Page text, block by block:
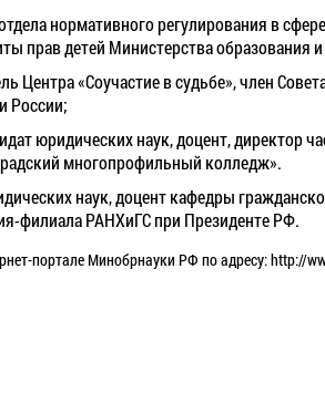
нормативного регулирования в
прав детей Министерства образования
Центра «Соучастие в судьбе», член
России;
юридических наук, доцент, директор
многопрофильный колледж».
наук, доцент кафедры
филиала РАНХиГС при Президенте РФ.
портале Минобрнауки РФ по адресу:http://